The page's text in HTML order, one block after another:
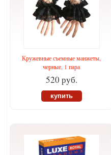
Кружевные съемные манжеты,
черные, 1 пара
520 руб.
купить